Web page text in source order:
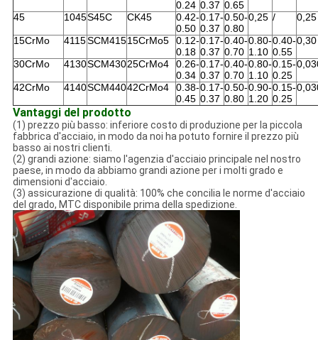
0.24 0.37 0.65
45
1045S45C CK45
0.42-
0.50
0.17-
0.37
0.50-
0.80
0,25 / 0,25
15CrMo 4115SCM41515CrMo5
0.12-
0.18
0.17-
0.37
0.40-
0.70
0.80-
1.10
0.40-
0.55
0,30
30CrMo 4130SCM43025CrMo4
0.26-
0.34
0.17-
0.37
0.40-
0.70
0.80-
1.10
0.15-
0.25
42CrMo 4140SCM44042CrMo4
0.38-
0.45
0.17-
0.37
0.50-
0.80
0.90-
1.20
0.15-
0.25
Vantaggi del prodotto
(1) prezzo più basso: inferiore costo di produzione per la piccola
fabbrica d'acciaio, in modo da noi ha potuto fornire il prezzo più
basso ai nostri clienti.
(2) grandi azione: siamo l'agenzia d'acciaio principale nel nostro
paese, in modo da abbiamo grandi azione per i molti grado e
dimensioni d'acciaio.
(3) assicurazione di qualità: 100% che concilia le norme d'acciaio
del grado, MTC disponibile prima della spedizione.